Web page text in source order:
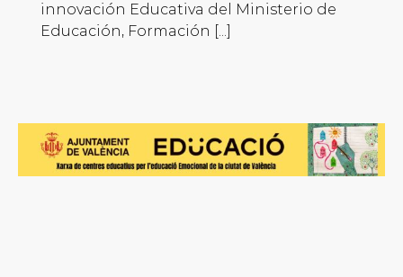
innovación Educativa del Ministerio de
Educación, Formación [...]